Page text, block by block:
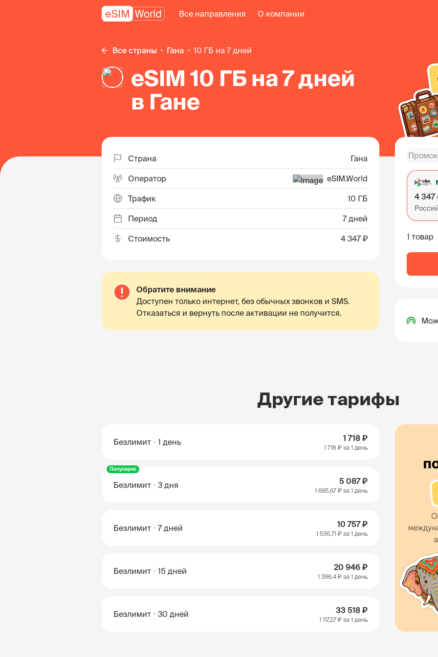
Все направления О компании
Все страны Гана 10 ГБ на 7 дней
eSIM 10 ГБ на 7 дней
в Гане
Страна Гана
Оператор eSIM.World
Трафик 10 ГБ
Период 7 дней
Стоимость 4 347 ₽
Обратите внимание
Доступен только интернет, без обычных звонков и SMS.
Отказаться и вернуть после активации не получится.
4 347
1 товар
Другие тарифы
Безлимит 1 день 1 718 ₽
1 718 ₽ за 1 день
Популярно
Безлимит 3 дня 5 087 ₽
1 695,67 ₽ за 1 день
Безлимит 7 дней 10 757 ₽
1 536,71 ₽ за 1 день
Безлимит 15 дней 20 946 ₽
1 396,4 ₽ за 1 день
Безлимит 30 дней 33 518 ₽
1 117,27 ₽ за 1 день